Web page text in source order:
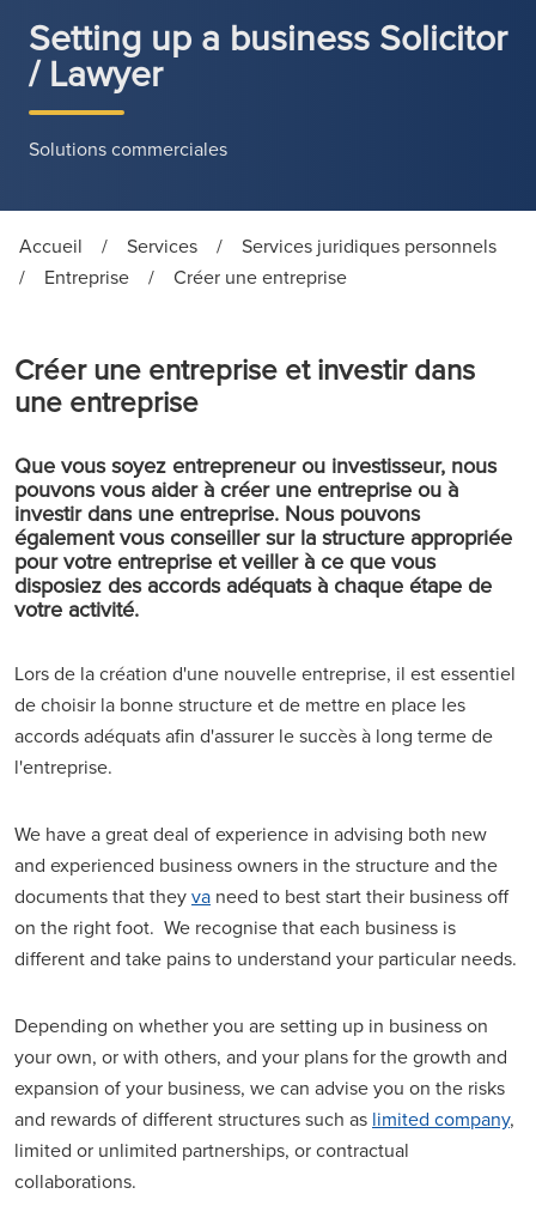
Setting up a business Solicitor
/ Lawyer
Solutions commerciales
Accueil / Services /
Services juridiques personnels
/
Entreprise / Créer une entreprise
Créer une entreprise et investir dans
une entreprise
Que vous soyez entrepreneur ou investisseur, nous
pouvons vous aider à créer une entreprise ou à
investir dans une entreprise. Nous pouvons
également vous conseiller sur la structure appropriée
pour votre entreprise et veiller à ce que vous
disposiez des accords adéquats à chaque étape de
votre activité.
Lors de la création d'une nouvelle entreprise, il est essentiel
de choisir la bonne structure et de mettre en place les
accords adéquats afin d'assurer le succès à long terme de
l'entreprise.
We have a great deal of experience in advising both new
and experienced business owners in the structure and the
documents that theyva need to best start their business off
on the right foot. We recognise that each business is
different and take pains to understand your particular needs.
Depending on whether you are setting up in business on
your own, or with others, and your plans for the growth and
expansion of your business, we can advise you on the risks
and rewards of different structures such as limited company,
limited or unlimited partnerships, or contractual
collaborations.